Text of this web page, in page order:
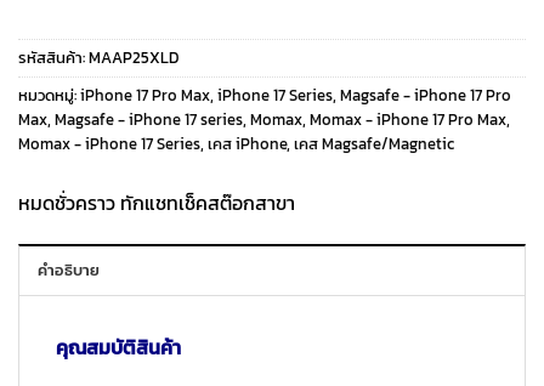
price
was:
990 ฿.
price
is:
790 ฿.
รหัสสินค้า:MAAP25XLD
หมวดหมู่:iPhone 17 Pro Max, iPhone 17 Series, Magsafe - iPhone 17 Pro
Max, Magsafe - iPhone 17 series, Momax, Momax - iPhone 17 Pro Max,
Momax - iPhone 17 Series, เคส iPhone, เคส Magsafe/Magnetic
หมดชั่วคราว ทักแชทเช็คสต๊อกสาขา
คำอธิบาย
คุณสมบัติสินค้า